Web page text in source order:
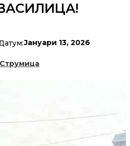
Јануари 13, 2026
Струмица